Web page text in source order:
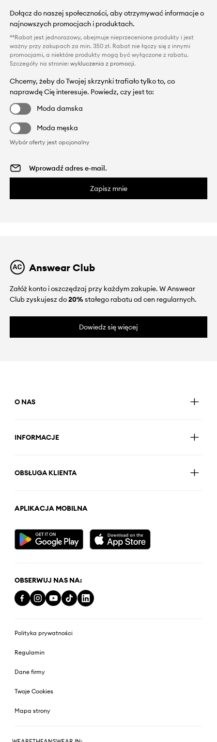
Dołącz do naszej społeczności, aby otrzymywać informacje o
najnowszych promocjach i produktach.
**Rabat jest jednorazowy, obejmuje nieprzecenione produkty i jest
ważny przy zakupach za min. 350 zł. Rabat nie łączy się z innymi
promocjami, a niektóre produkty mogą być wyłączone z rabatu.
Szczegóły na stronie: wykluczenia z promocji.
Chcemy, żeby do Twojej skrzynki trafiało tylko to, co
naprawdę Cię interesuje. Powiedz, czy jest to:
Moda damska
Moda męska
Wybór oferty jest opcjonalny
Zapisz mnie
Answear Club
Załóż konto i oszczędzaj przy każdym zakupie. W Answear
Club zyskujesz do20%stałego rabatu od cen regularnych.
Dowiedz się więcej
O NAS
INFORMACJE
OBSŁUGA KLIENTA
APLIKACJA MOBILNA
OBSERWUJ NAS NA:
Polityka prywatności
Regulamin
Dane firmy
Twoje Cookies
Mapa strony